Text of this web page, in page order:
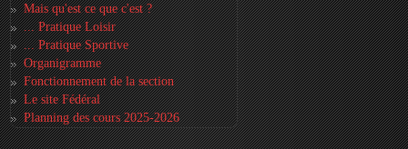
Mais qu'est ce que c'est ?
... Pratique Loisir
... Pratique Sportive
Organigramme
Fonctionnement de la section
Le site Fédéral
Planning des cours 2025-2026